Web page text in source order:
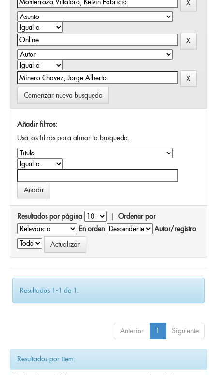
Comenzar nueva busqueda
Añadir filtros:
Usa los filtros para afinar la busqueda.
Resultados por página | Ordenar por
En orden
Autor/registro
Resultados 1-1 de 1.
Anterior 1 Siguiente
Resultados por ítem: